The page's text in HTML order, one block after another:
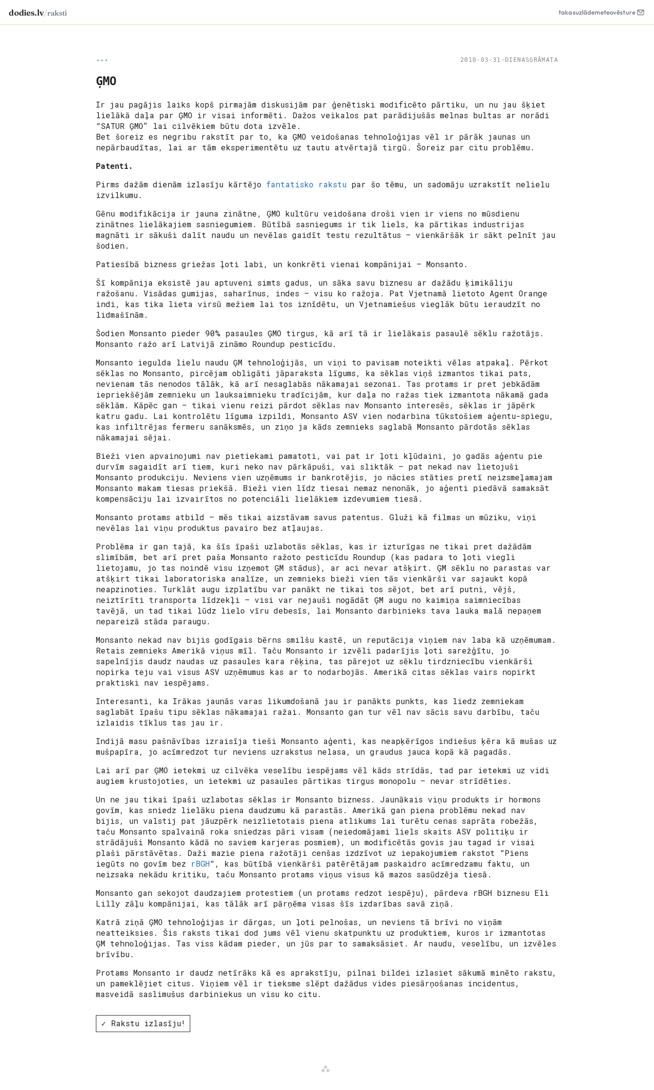
dodies.lv/raksti takasuzlādemeteovēsture
◂◂◂ 2010-03-31 · DIENASGRĀMATA
ĢMO
Ir jau pagājis laiks kopš pirmajām diskusijām par ģenētiski modificēto pārtiku, un nu jau šķiet
lielākā daļa par ĢMO ir visai informēti. Dažos veikalos pat parādijušās melnas bultas ar norādi
“SATUR ĢMO” lai cilvēkiem būtu dota izvēle.
Bet šoreiz es negribu rakstīt par to, ka ĢMO veidošanas tehnoloģijas vēl ir pārāk jaunas un
nepārbaudītas, lai ar tām eksperimentētu uz tautu atvērtajā tirgū. Šoreiz par citu problēmu.
Patenti.
Pirms dažām dienām izlasīju kārtējo fantatisko rakstu par šo tēmu, un sadomāju uzrakstīt nelielu
izvilkumu.
Gēnu modifikācija ir jauna zinātne, ĢMO kultūru veidošana droši vien ir viens no mūsdienu
zinātnes lielākajiem sasniegumiem. Būtībā sasniegums ir tik liels, ka pārtikas industrijas
magnāti ir sākuši dalīt naudu un nevēlas gaidīt testu rezultātus – vienkāršāk ir sākt pelnīt jau
šodien.
Patiesībā bizness griežas ļoti labi, un konkrēti vienai kompānijai – Monsanto.
Šī kompānija eksistē jau aptuveni simts gadus, un sāka savu biznesu ar dažādu ķimikāliju
ražošanu. Visādas gumijas, saharīnus, indes – visu ko ražoja. Pat Vjetnamā lietoto Agent Orange
indi, kas tika lieta virsū mežiem lai tos iznīdētu, un Vjetnamiešus vieglāk būtu ieraudzīt no
lidmašīnām.
Šodien Monsanto pieder 90% pasaules ĢMO tirgus, kā arī tā ir lielākais pasaulē sēklu ražotājs.
Monsanto ražo arī Latvijā zināmo Roundup pesticīdu.
Monsanto iegulda lielu naudu ĢM tehnoloģijās, un viņi to pavisam noteikti vēlas atpakaļ. Pērkot
sēklas no Monsanto, pircējam obligāti jāparaksta līgums, ka sēklas viņš izmantos tikai pats,
nevienam tās nenodos tālāk, kā arī nesaglabās nākamajai sezonai. Tas protams ir pret jebkādām
iepriekšējām zemnieku un lauksaimnieku tradīcijām, kur daļa no ražas tiek izmantota nākamā gada
sēklām. Kāpēc gan – tikai vienu reizi pārdot sēklas nav Monsanto interesēs, sēklas ir jāpērk
katru gadu. Lai kontrolētu līguma izpildi, Monsanto ASV vien nodarbina tūkstošiem aģentu-spiegu,
kas infiltrējas fermeru sanāksmēs, un ziņo ja kāds zemnieks saglabā Monsanto pārdotās sēklas
nākamajai sējai.
Bieži vien apvainojumi nav pietiekami pamatoti, vai pat ir ļoti kļūdaini, jo gadās aģentu pie
durvīm sagaidīt arī tiem, kuri neko nav pārkāpuši, vai sliktāk – pat nekad nav lietojuši
Monsanto produkciju. Neviens vien uzņēmums ir bankrotējis, jo nācies stāties pretī neizsmeļamajam
Monsanto makam tiesas priekšā. Bieži vien līdz tiesai nemaz nenonāk, jo aģenti piedāvā samaksāt
kompensāciju lai izvairītos no potenciāli lielākiem izdevumiem tiesā.
Monsanto protams atbild – mēs tikai aizstāvam savus patentus. Gluži kā filmas un mūziku, viņi
nevēlas lai viņu produktus pavairo bez atļaujas.
Problēma ir gan tajā, ka šīs īpaši uzlabotās sēklas, kas ir izturīgas ne tikai pret dažādām
slimībām, bet arī pret paša Monsanto ražoto pesticīdu Roundup (kas padara to ļoti viegli
lietojamu, jo tas noindē visu izņemot ĢM stādus), ar aci nevar atšķirt. ĢM sēklu no parastas var
atšķirt tikai laboratoriska analīze, un zemnieks bieži vien tās vienkārši var sajaukt kopā
neapzinoties. Turklāt augu izplatību var panākt ne tikai tos sējot, bet arī putni, vējš,
neiztīrīti transporta līdzekļi – visi var nejauši nogādāt ĢM augu no kaimiņa saimniecības
tavējā, un tad tikai lūdz lielo vīru debesīs, lai Monsanto darbinieks tava lauka malā nepaņem
nepareizā stāda paraugu.
Monsanto nekad nav bijis godīgais bērns smilšu kastē, un reputācija viņiem nav laba kā uzņēmumam.
Retais zemnieks Amerikā viņus mīl. Taču Monsanto ir izvēli padarījis ļoti sarežģītu, jo
sapelnījis daudz naudas uz pasaules kara rēķina, tas pārejot uz sēklu tirdzniecību vienkārši
nopirka teju vai visus ASV uzņēmumus kas ar to nodarbojās. Amerikā citas sēklas vairs nopirkt
praktiski nav iespējams.
Interesanti, ka Irākas jaunās varas likumdošanā jau ir panākts punkts, kas liedz zemniekam
saglabāt īpašu tipu sēklas nākamajai ražai. Monsanto gan tur vēl nav sācis savu darbību, taču
izlaidis tīklus tas jau ir.
Indijā masu pašnāvības izraisīja tieši Monsanto aģenti, kas neapķērīgos indiešus ķēra kā mušas uz
mušpapīra, jo acīmredzot tur neviens uzrakstus nelasa, un graudus jauca kopā kā pagadās.
Lai arī par ĢMO ietekmi uz cilvēka veselību iespējams vēl kāds strīdās, tad par ietekmi uz vidi
augiem krustojoties, un ietekmi uz pasaules pārtikas tirgus monopolu – nevar strīdēties.
Un ne jau tikai īpaši uzlabotas sēklas ir Monsanto bizness. Jaunākais viņu produkts ir hormons
govīm, kas sniedz lielāku piena daudzumu kā parastās. Amerikā gan piena problēmu nekad nav
bijis, un valstij pat jāuzpērk neizlietotais piena atlikums lai turētu cenas saprāta robežās,
taču Monsanto spalvainā roka sniedzas pāri visam (neiedomājami liels skaits ASV politiķu ir
strādājuši Monsanto kādā no saviem karjeras posmiem), un modificētās govis jau tagad ir visai
plaši pārstāvētas. Daži mazie piena ražotāji cenšas izdzīvot uz iepakojumiem rakstot “Piens
iegūts no govīm bez rBGH“, kas būtībā vienkārši patērētājam paskaidro acīmredzamu faktu, un
neizsaka nekādu kritiku, taču Monsanto protams viņus visus kā mazos sasūdzēja tiesā.
Monsanto gan sekojot daudzajiem protestiem (un protams redzot iespēju), pārdeva rBGH biznesu Eli
Lilly zāļu kompānijai, kas tālāk arī pārņēma visas šīs izdarības savā ziņā.
Katrā ziņā ĢMO tehnoloģijas ir dārgas, un ļoti pelnošas, un neviens tā brīvi no viņām
neatteiksies. Šis raksts tikai dod jums vēl vienu skatpunktu uz produktiem, kuros ir izmantotas
ĢM tehnoloģijas. Tas viss kādam pieder, un jūs par to samaksāsiet. Ar naudu, veselību, un izvēles
brīvību.
Protams Monsanto ir daudz netīrāks kā es aprakstīju, pilnai bildei izlasiet sākumā minēto rakstu,
un pameklējiet citus. Viņiem vēl ir tieksme slēpt dažādus vides piesārņošanas incidentus,
masveidā saslimušus darbiniekus un visu ko citu.
✓ Rakstu izlasīju!